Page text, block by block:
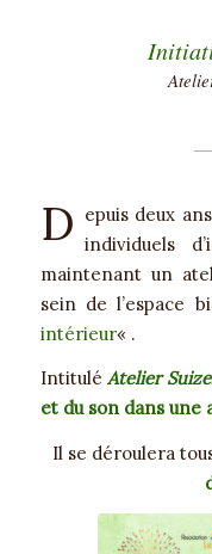
D epuis deux
individuels
maintenant un
sein de l’espace
intérieur« .
IntituléAtelier
et du son dans
Il se déroulera